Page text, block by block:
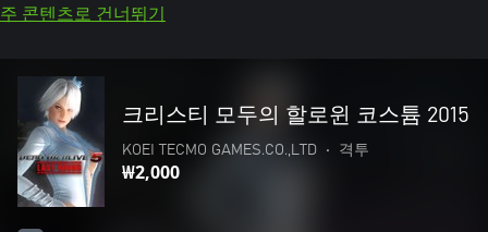
주 콘텐츠로 건너뛰기
크리스티 모두의 할로윈 코스튬 2015
KOEI TECMO GAMES.CO.,LTD • 격투
₩2,000